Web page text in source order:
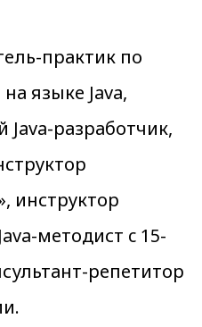
практик по
языке Java,
разработчик,
инструктор
методист c 15-
репетитор